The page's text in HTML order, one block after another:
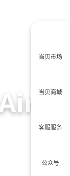
当贝市场
当贝商城
客服服务
公众号